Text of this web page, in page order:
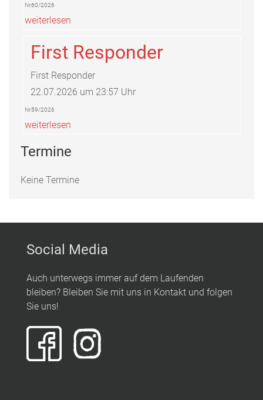
Nr.60/2026
weiterlesen
First Responder
First Responder
22.07.2026 um 23:57 Uhr
Nr.59/2026
weiterlesen
Termine
Keine Termine
Social Media
Auch unterwegs immer auf dem Laufenden
bleiben? Bleiben Sie mit uns in Kontakt und folgen
Sie uns!